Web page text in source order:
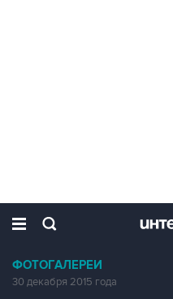
ФОТОГАЛЕРЕИ
30 декабря 2015 года